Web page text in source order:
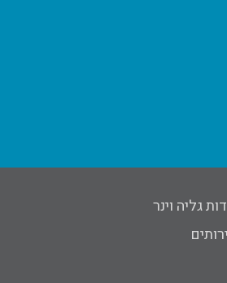
גליה וינר